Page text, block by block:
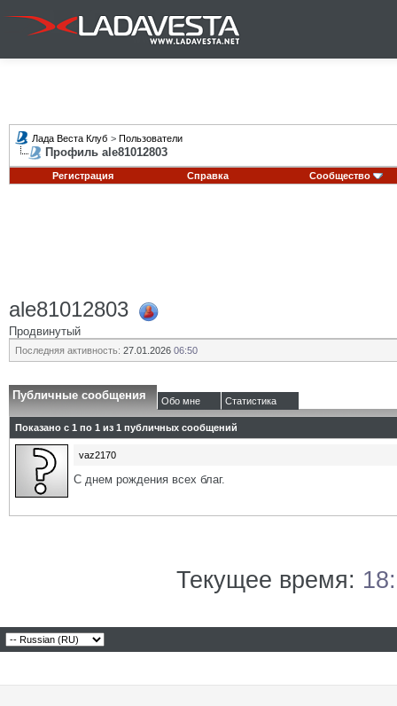
Лада Веста Клуб > Пользователи
Профиль ale81012803
Регистрация Справка Сообщество
ale81012803
Продвинутый
Последняя активность: 27.01.2026 06:50
Публичные сообщения Обо мне Статистика
Показано с 1 по 1 из 1 публичных сообщений
vaz2170
С днем рождения всех благ.
Текущее время: